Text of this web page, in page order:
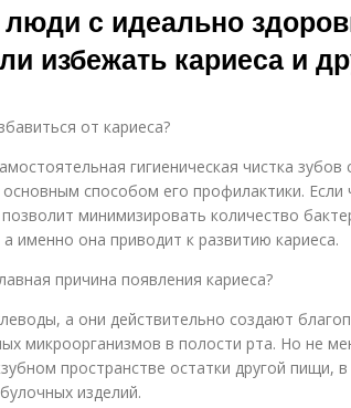
с идеально
избежать кариеса и
от кариеса?
гигиеническая чистка зубов
способом его профилактики. Если
минимизировать количество
именно она приводит к развитию кариеса.
причина появления кариеса?
а они действительно создают
микроорганизмов в полости рта. Но не
пространстве остатки другой пищи,
изделий.